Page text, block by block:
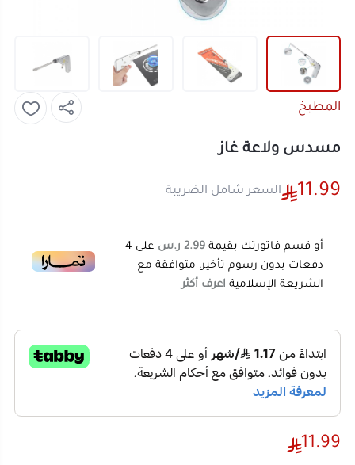
المطبخ
مسدس ولاعة غاز
11.99 السعر شامل الضريبة
أو قسم فاتورتك بقيمة2.99 ر.س
11.99
اعلمني عند التوفر